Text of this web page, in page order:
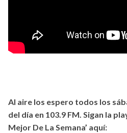
Al aire los espero todos los
del día en 103.9 FM. Sigan la
Mejor De La Semana’ aquí: